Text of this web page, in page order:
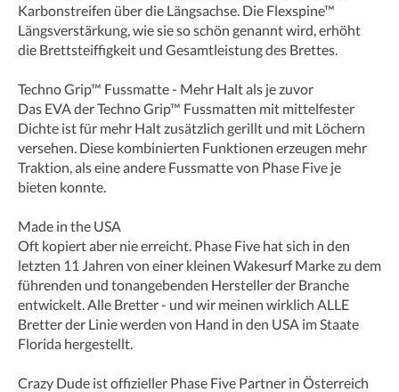
Karbonstreifen über die Längsachse. Die Flexspine™
Längsverstärkung, wie sie so schön genannt wird, erhöht
die Brettsteiffigkeit und Gesamtleistung des Brettes.
Techno Grip™ Fussmatte - Mehr Halt als je zuvor
Das EVA der Techno Grip™ Fussmatten mit mittelfester
Dichte ist für mehr Halt zusätzlich gerillt und mit Löchern
versehen. Diese kombinierten Funktionen erzeugen mehr
Traktion, als eine andere Fussmatte von Phase Five je
bieten konnte.
Made in the USA
Oft kopiert aber nie erreicht. Phase Five hat sich in den
letzten 11 Jahren von einer kleinen Wakesurf Marke zu dem
führenden und tonangebenden Hersteller der Branche
entwickelt. Alle Bretter - und wir meinen wirklich ALLE
Bretter der Linie werden von Hand in den USA im Staate
Florida hergestellt.
Crazy Dude ist offizieller Phase Five Partner in Österreich